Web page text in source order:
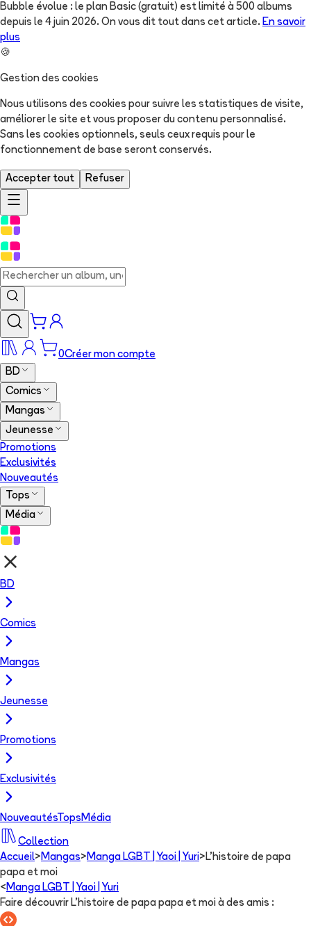
Bubble évolue : le plan Basic (gratuit) est limité à 500 albums
depuis le 4 juin 2026. On vous dit tout dans cet article. En savoir
plus
🍪
Gestion des cookies
Nous utilisons des cookies pour suivre les statistiques de visite,
améliorer le site et vous proposer du contenu personnalisé.
Sans les cookies optionnels, seuls ceux requis pour le
fonctionnement de base seront conservés.
Accepter tout Refuser
0Créer mon compte
BD
Comics
Mangas
Jeunesse
Promotions
Exclusivités
Nouveautés
Tops
Média
BD
Comics
Mangas
Jeunesse
Promotions
Exclusivités
NouveautésTops Média
Collection
Accueil> Mangas> Manga LGBT | Yaoi | Yuri> L'histoire de papa
papa et moi
< Manga LGBT | Yaoi | Yuri
Faire découvrir L'histoire de papa papa et moi à des amis :